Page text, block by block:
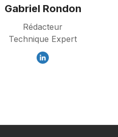
Gabriel Rondon
Rédacteur
Technique Expert